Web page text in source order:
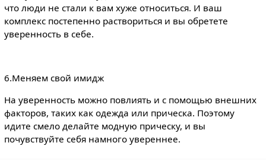
что люди не стали к вам хуже относиться. И ваш
комплекс постепенно раствориться и вы обретете
уверенность в себе.
6.Меняем свой имидж
На уверенность можно повлиять и с помощью внешних
факторов, таких как одежда или прическа. Поэтому
идите смело делайте модную прическу, и вы
почувствуйте себя намного увереннее.